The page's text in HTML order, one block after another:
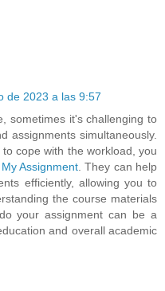
de 2023 a las 9:57
sometimes it's challenging to
assignments simultaneously.
cope with the workload, you
Assignment . They can help
efficiently, allowing you to
the course materials
your assignment can be a
and overall academic